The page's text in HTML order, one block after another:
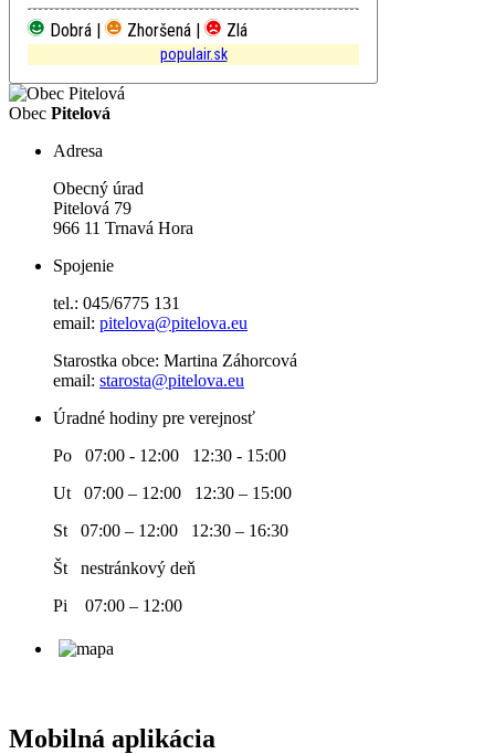
Dobrá |
Zhoršená | Zlá
populair.sk
Obec Pitelová
Adresa
Obecný úrad
Pitelová 79
966 11 Trnavá Hora
Spojenie
tel.: 045/6775 131
email: pitelova@pitelova.eu
Starostka obce: Martina Záhorcová
email: starosta@pitelova.eu
Úradné hodiny pre verejnosť
Po 07:00 - 12:00 12:30 - 15:00
Ut 07:00 – 12:00 12:30 – 15:00
St 07:00 – 12:00 12:30 – 16:30
Št nestránkový deň
Pi 07:00 – 12:00
Mobilná aplikácia